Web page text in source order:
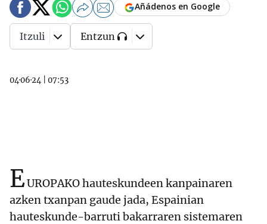
04·06·24 07:53
Añádenos en Google
Itzuli Entzun
EUROPAKO hauteskundeen kanpainaren
azken txanpan gaude jada, Espainian
hauteskunde-barruti bakarraren sistemaren